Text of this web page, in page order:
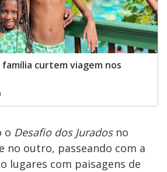
curtem viagem nos
o Desafio dos Juradosno
e no outro, passeando com a
lugares com paisagens de